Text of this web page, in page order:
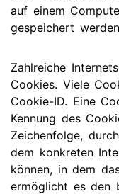
auf einem
gespeichert
Zahlreiche
Cookies. Viele
Cookie-ID. Eine
Kennung des
Zeichenfolge,
dem konkreten
können, in dem
ermöglicht es den